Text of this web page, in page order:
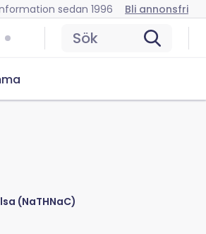
sedan 1996 Bli annonsfri
Sök
(NaTHNaC)